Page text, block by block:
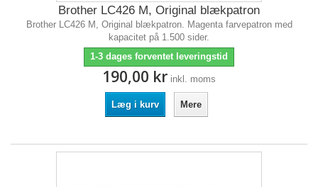
Brother LC426 M, Original blækpatron
Brother LC426 M, Original blækpatron. Magenta farvepatron med
kapacitet på 1.500 sider.
1-3 dages forventet leveringstid
190,00 kr inkl. moms
Læg i kurv Mere